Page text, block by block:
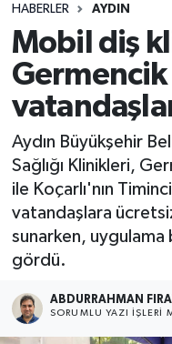
HABERLER AYDIN
Mobil diş
Germencik
Aydın Büyükşehir
Sağlığı Klinikleri,
ile Koçarlı'nın
vatandaşlara
sunarken, uygulama
gördü.
ABDURRAHMAN
SORUMLU YAZI İŞLERI
Son Dakika
Haber Arşivi